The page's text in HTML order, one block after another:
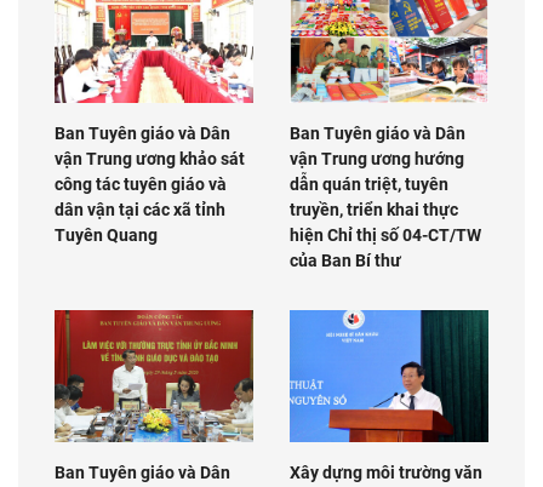
Ban Tuyên giáo và Dân
vận Trung ương khảo sát
công tác tuyên giáo và
dân vận tại các xã tỉnh
Tuyên Quang
Ban Tuyên giáo và Dân
vận Trung ương hướng
dẫn quán triệt, tuyên
truyền, triển khai thực
hiện Chỉ thị số 04-CT/TW
của Ban Bí thư
Ban Tuyên giáo và Dân
Xây dựng môi trường văn